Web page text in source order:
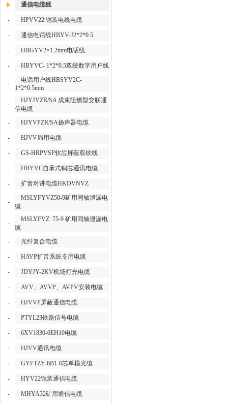
通信电缆线
- HPVV22 铠装电线电缆
- 通信电话线HBYV-J2*2*0.5
- HBGYV2×1.2mm电话线
- HBYVC- 1*2*0.5双绞数字用户线
-
电话用户线HBSYV2C-
1*2*0.5mm
-
HJYJVZR/SA 成束阻燃型交联通
信电缆
-
HJYVPZR/SA扬声器电缆
- HJVV局用电缆
- GS-HRPVSP软芯屏蔽双绞线
- HBYVC自承式铜芯通讯电缆
- 扩音对讲电缆HKDVNVZ
-
MSLYFYVZ50-9矿用同轴泄漏电
缆
-
MSLYFVZ 75-9 矿用同轴泄漏电
缆
-
光纤复合电缆
- HAVP扩音系统专用电缆
- JDYJY-2KV机场灯光电缆
- AVV、AVVP、AVPV安装电缆
- HJVVP屏蔽通信电缆
- PTYL23铁路信号电缆
- 6XV1830-0EH10电缆
- HJVV通讯电缆
- GYFTZY-6B1-6芯单模光缆
- HYV22铠装通信电缆
- MHYA32矿用通信电缆